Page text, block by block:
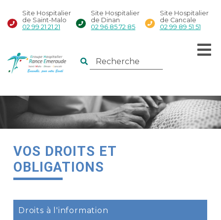
Site Hospitalier
de Saint-Malo
02 99 21 21 21
Site Hospitalier
de Dinan
02 96 85 72 85
Site Hospitalier
de Cancale
02 99 89 51 51
VOS DROITS ET
OBLIGATIONS
Droits à l'information